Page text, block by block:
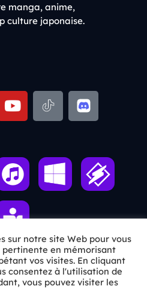
manga, anime,
culture japonaise.
sur notre site Web pour vous
en mémorisant
vos visites. En cliquant
consentez à l'utilisation de
vous pouvez visiter les